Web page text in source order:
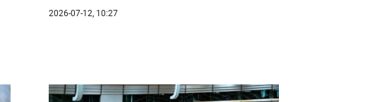
2026-07-12, 10:27